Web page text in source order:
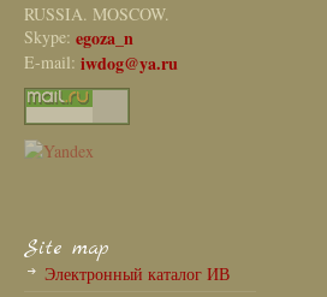
RUSSIA. MOSCOW.
Skype: egoza_n
E-mail: iwdog@ya.ru
Site map
Электронный каталог ИВ